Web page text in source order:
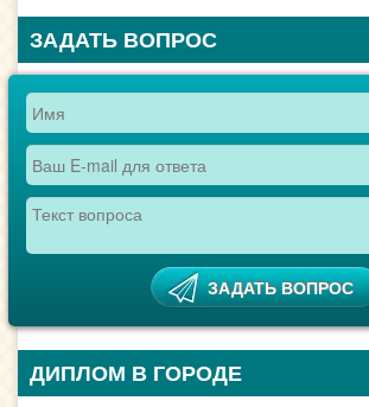
ЗАДАТЬ ВОПРОС
ДИПЛОМ В ГОРОДЕ